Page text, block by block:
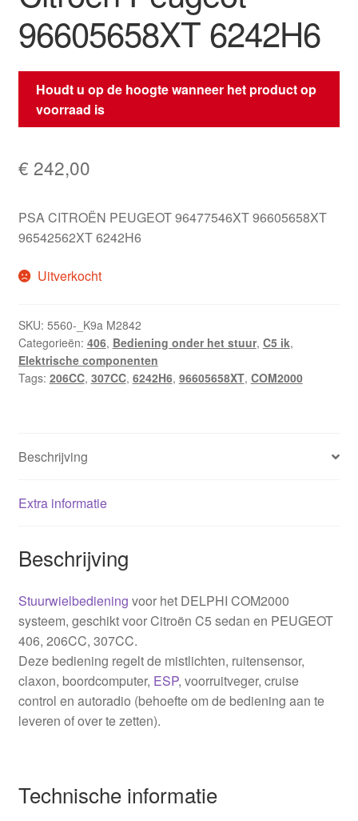
96605658XT 6242H6
Houdt u op de hoogte wanneer het product op
voorraad is
€ 242,00
PSA CITROËN PEUGEOT 96477546XT 96605658XT
96542562XT 6242H6
Uitverkocht
SKU: 5560-_K9a M2842
Categorieën: 406, Bediening onder het stuur, C5 ik,
Elektrische componenten
Tags: 206CC, 307CC, 6242H6, 96605658XT, COM2000
Beschrijving
Extra informatie
Beschrijving
Stuurwielbediening voor het DELPHI COM2000
systeem, geschikt voor Citroën C5 sedan en PEUGEOT
406, 206CC, 307CC.
Deze bediening regelt de mistlichten, ruitensensor,
claxon, boordcomputer, ESP, voorruitveger, cruise
control en autoradio (behoefte om de bediening aan te
leveren of over te zetten).
Technische informatie